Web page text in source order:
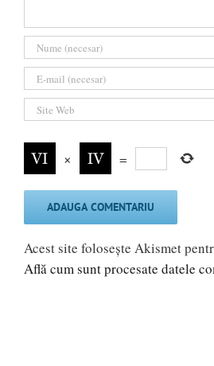
× =
Acest site folosește Akismet
Află cum sunt procesate datele